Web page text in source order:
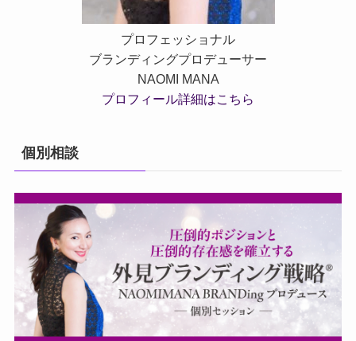
プロフェッショナル
ブランディングプロデューサー
NAOMI MANA
プロフィール詳細はこちら
個別相談